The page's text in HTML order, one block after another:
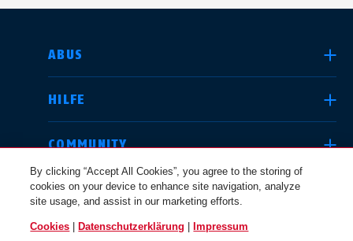
ABUS
HILFE
COMMUNITY
RECHTLICHES
LAND AUSWÄHLEN
Deutschland
By clicking “Accept All Cookies”, you agree to the storing of
cookies on your device to enhance site navigation, analyze
site usage, and assist in our marketing efforts.
Cookies Datenschutzerklärung Impressum